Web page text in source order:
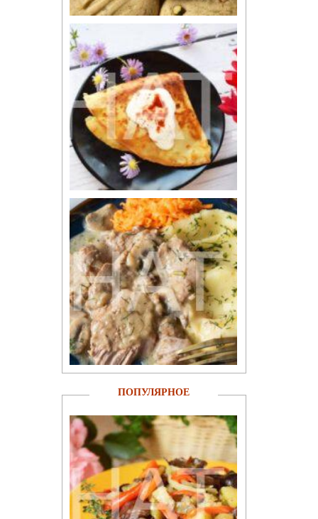
ПОПУЛЯРНОЕ